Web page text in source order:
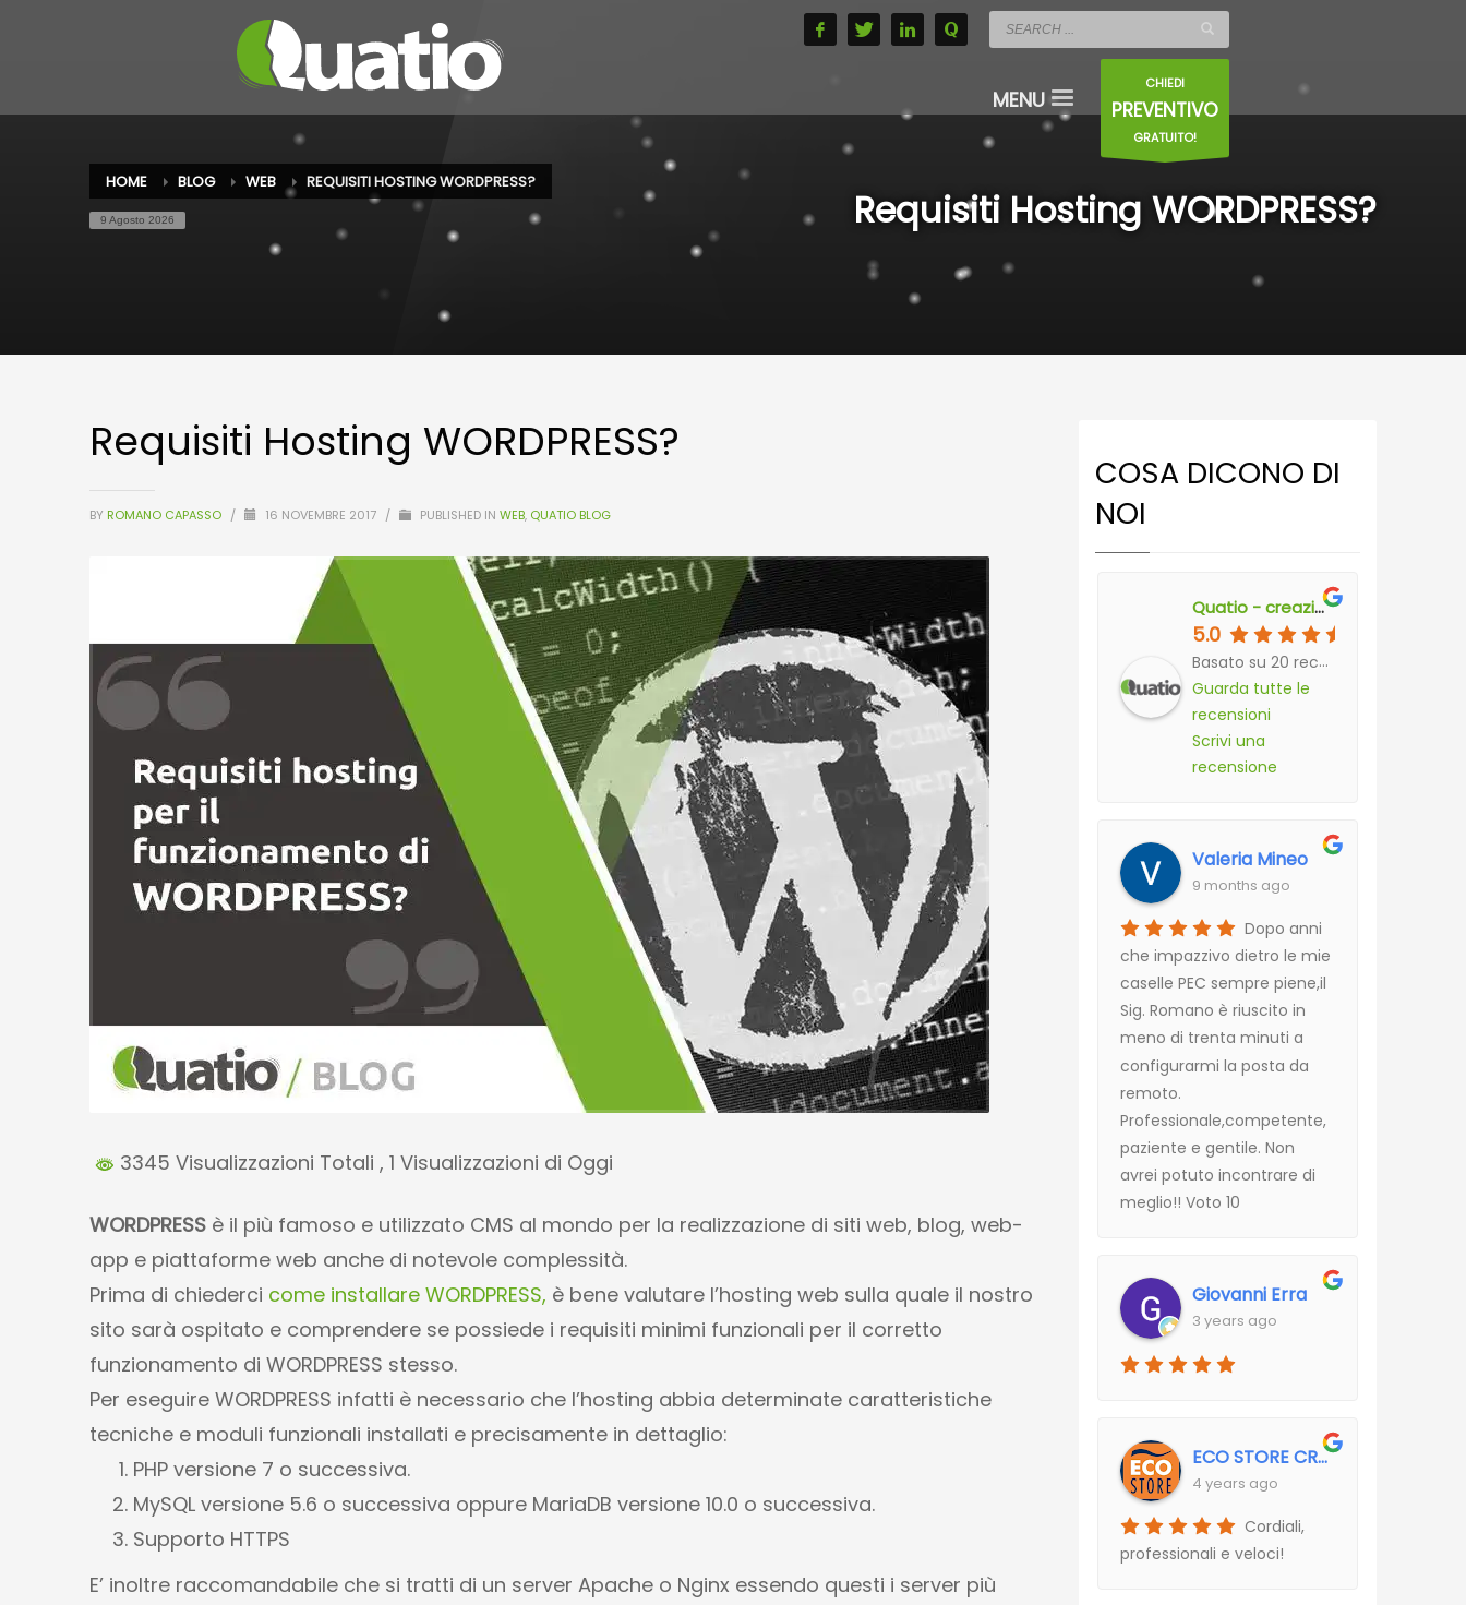
CHIEDI
PREVENTIVO
GRATUITO!
HOME BLOG WEB REQUISITI HOSTING WORDPRESS?
9 Agosto 2026 Requisiti Hosting WORDPRESS?
Requisiti Hosting WORDPRESS?
BY ROMANO CAPASSO / 16 NOVEMBRE 2017 / PUBLISHED INWEB, QUATIO BLOG
3345 Visualizzazioni Totali, 1 Visualizzazioni di Oggi
WORDPRESS è il più famoso e utilizzato CMS al mondo per la realizzazione di siti web, blog, web-
app e piattaforme web anche di notevole complessità.
Prima di chiederci come installare WORDPRESS, è bene valutare l’hosting web sulla quale il nostro
sito sarà ospitato e comprendere se possiede i requisiti minimi funzionali per il corretto
funzionamento di WORDPRESS stesso.
Per eseguire WORDPRESS infatti è necessario che l’hosting abbia determinate caratteristiche
tecniche e moduli funzionali installati e precisamente in dettaglio:
PHP versione 7 o successiva.
MySQL versione 5.6 o successiva oppure MariaDB versione 10.0 o successiva.
Supporto HTTPS
E’ inoltre raccomandabile che si tratti di un server Apache o Nginx essendo questi i server più
COSA DICONO DI
NOI
Quatio - creazione siti internet e studio grafico a torino
5.0
Basato su 20 recensioni
Guarda tutte le
recensioni
Scrivi una
recensione
Valeria Mineo
9 months ago
Dopo anni
che impazzivo dietro le mie
caselle PEC sempre piene,il
Sig. Romano è riuscito in
meno di trenta minuti a
configurarmi la posta da
remoto.
Professionale,competente,
paziente e gentile. Non
avrei potuto incontrare di
meglio!! Voto 10
Giovanni Erra
3 years ago
ECO STORE CROCETTA
4 years ago
Cordiali,
professionali e veloci!